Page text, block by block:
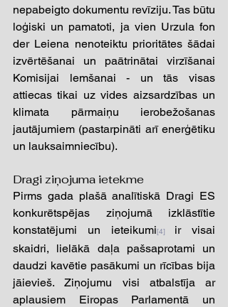
nepabeigto dokumentu revīziju. Tas būtu
loģiski un pamatoti, ja vien Urzula fon
der Leiena nenoteiktu prioritātes šādai
izvērtēšanai un paātrinātai virzīšanai
Komisijai lemšanai - un tās visas
attiecas tikai uz vides aizsardzības un
klimata pārmaiņu ierobežošanas
jautājumiem (pastarpināti arī enerģētiku
un lauksaimniecību).
Dragi ziņojuma ietekme
Pirms gada plašā analītiskā Dragi ES
konkurētspējas ziņojumā izklāstītie
konstatējumi un ieteikumi[4]
ir visai
skaidri, lielākā daļa pašsaprotami un
daudzi kavētie pasākumi un rīcības bija
jāievieš. Ziņojumu visi atbalstīja ar
aplausiem Eiropas Parlamentā un